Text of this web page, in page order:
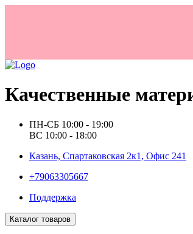
Качественные
ПН-СБ 10:00 - 19:00
ВС 10:00 - 18:00
Казань, Спартаковская 2к1, Офис 241
+79063305667
Поддержка
Каталог товаров